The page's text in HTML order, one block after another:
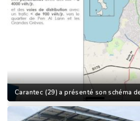
Carantec (29) a présenté son schéma